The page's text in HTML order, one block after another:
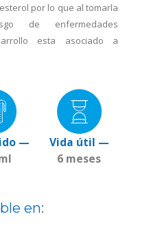
por lo que al tomarla
de enfermedades
esta asociado a
—
Vida útil —
6 meses
en: